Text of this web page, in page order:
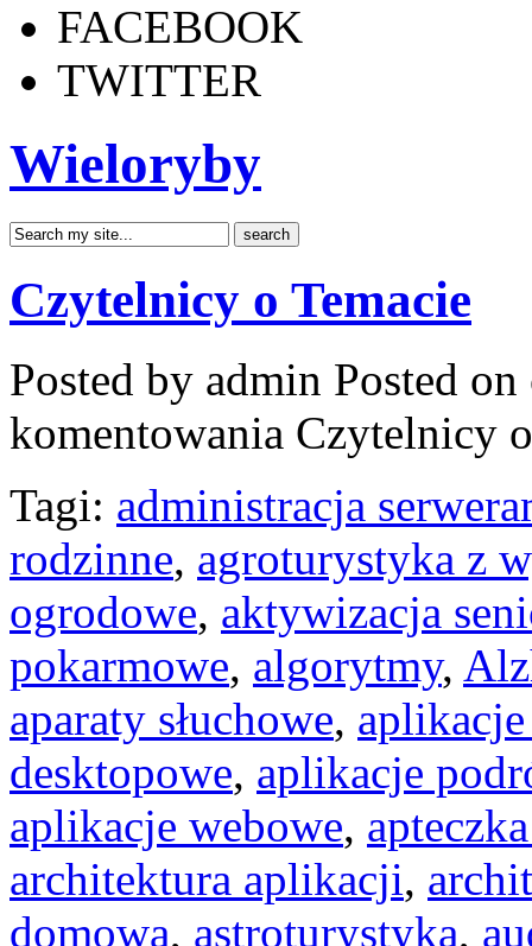
FACEBOOK
TWITTER
Wieloryby
Czytelnicy o Temacie
Posted by admin Posted
komentowania Czytelnicy
Tagi: administracja
rodzinne, agroturystyka z
ogrodowe, aktywizacja
pokarmowe, algorytmy,
aparaty słuchowe,
desktopowe, aplikacje
aplikacje webowe,
architektura aplikacji,
domowa, astroturystyka,